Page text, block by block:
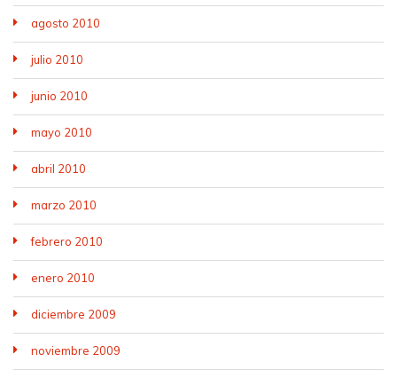
agosto 2010
julio 2010
junio 2010
mayo 2010
abril 2010
marzo 2010
febrero 2010
enero 2010
diciembre 2009
noviembre 2009